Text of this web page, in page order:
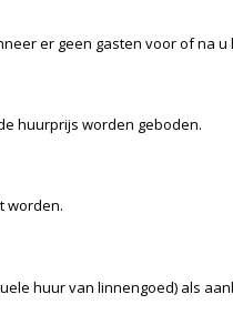
er geen gasten voor of na
huurprijs worden geboden.
worden.
huur van linnengoed) als